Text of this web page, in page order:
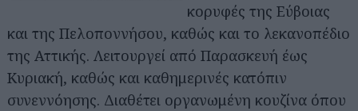
κορυφές της Εύβοιας
και της Πελοποννήσου, καθώς και το λεκανοπέδιο
της Αττικής. Λειτουργεί από Παρασκευή έως
Κυριακή, καθώς και καθημερινές κατόπιν
συνεννόησης. Διαθέτει οργανωμένη κουζίνα όπου